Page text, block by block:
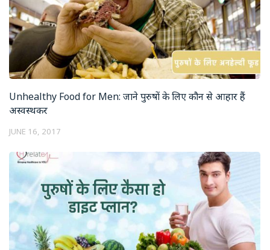
Unhealthy Food for Men: जाने पुरुषों के लिए कौन से आहार हैं
अस्वस्थकर
JUNE 16, 2017